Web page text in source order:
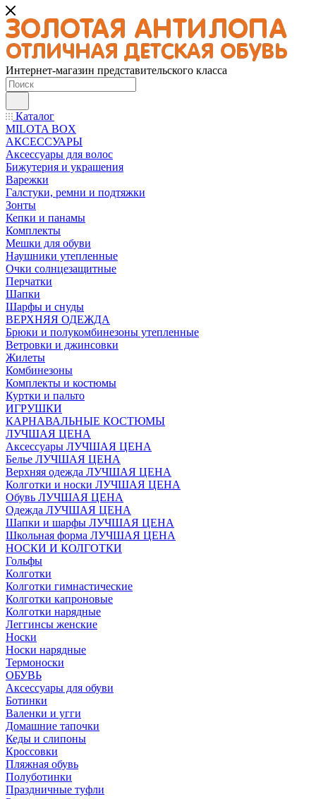
Интернет-магазин представительского класса
Каталог
MILOTA BOX
АКСЕССУАРЫ
Аксессуары для волос
Бижутерия и украшения
Варежки
Галстуки, ремни и подтяжки
Зонты
Кепки и панамы
Комплекты
Мешки для обуви
Наушники утепленные
Очки солнцезащитные
Перчатки
Шапки
Шарфы и снуды
ВЕРХНЯЯ ОДЕЖДА
Брюки и полукомбинезоны утепленные
Ветровки и джинсовки
Жилеты
Комбинезоны
Комплекты и костюмы
Куртки и пальто
ИГРУШКИ
КАРНАВАЛЬНЫЕ КОСТЮМЫ
ЛУЧШАЯ ЦЕНА
Аксессуары ЛУЧШАЯ ЦЕНА
Белье ЛУЧШАЯ ЦЕНА
Верхняя одежда ЛУЧШАЯ ЦЕНА
Колготки и носки ЛУЧШАЯ ЦЕНА
Обувь ЛУЧШАЯ ЦЕНА
Одежда ЛУЧШАЯ ЦЕНА
Шапки и шарфы ЛУЧШАЯ ЦЕНА
Школьная форма ЛУЧШАЯ ЦЕНА
НОСКИ И КОЛГОТКИ
Гольфы
Колготки
Колготки гимнастические
Колготки капроновые
Колготки нарядные
Леггинсы женские
Носки
Носки нарядные
Термоноски
ОБУВЬ
Аксессуары для обуви
Ботинки
Валенки и угги
Домашние тапочки
Кеды и слипоны
Кроссовки
Пляжная обувь
Полуботинки
Праздничные туфли